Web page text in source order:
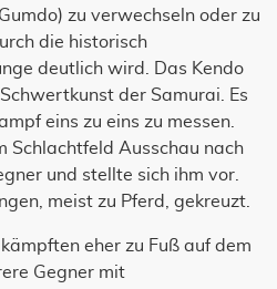
zu verwechseln oder zu
die historisch
deutlich wird. Das Kendo
der Samurai. Es
eins zu eins zu messen.
Schlachtfeld Ausschau nach
und stellte sich ihm vor.
meist zu Pferd, gekreuzt.
eher zu Fuß auf dem
Gegner mit